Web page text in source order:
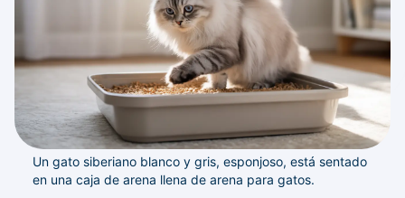
Un gato siberiano blanco y gris, esponjoso, está sentado
en una caja de arena llena de arena para gatos.